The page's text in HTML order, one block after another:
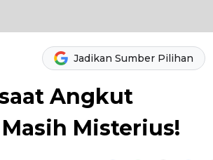
Jadikan Sumber Pilihan
Angkut
Misterius!